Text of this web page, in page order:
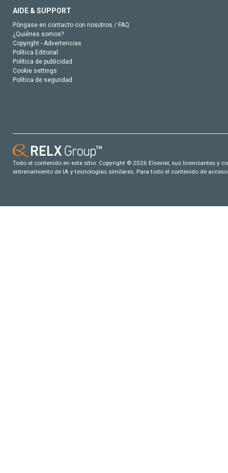
AIDE & SUPPORT
Póngase en contacto con nosotros / FAQ
¿Quiénes somos?
Copyright - Advertencias
Política Editorial
Política de publicidad
Cookie settings
Política de seguridad
Todo el contenido en este sitio: Copyright © 2026 Elsevier, sus licenciantes y
entrenamiento de IA y tecnologías similares. Para todo el contenido de